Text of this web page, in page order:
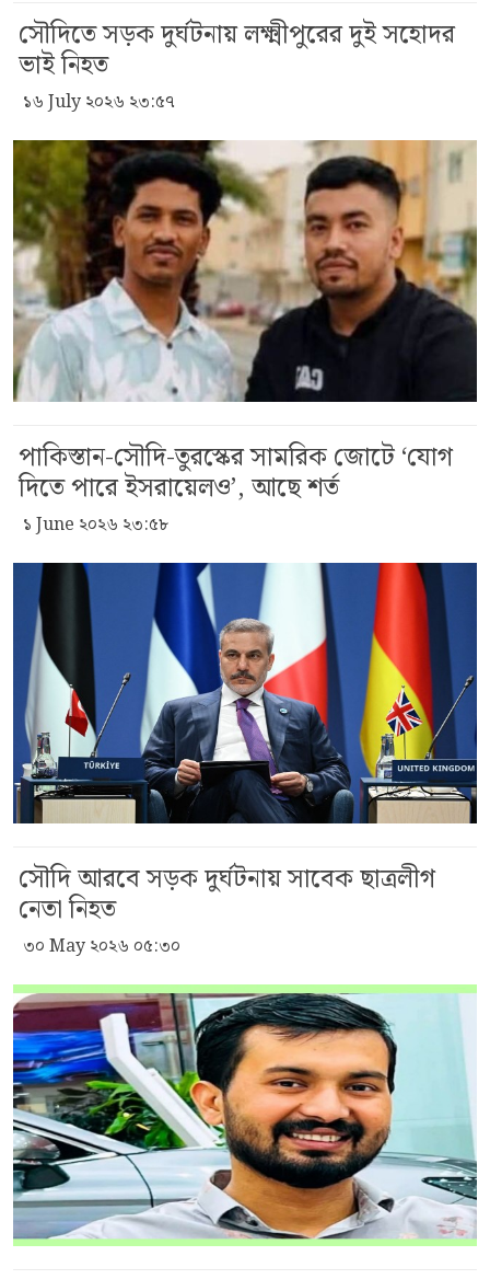
সৌদিতে সড়ক দুর্ঘটনায় লক্ষ্মীপুরের দুই সহোদর
ভাই নিহত
১৬ July ২০২৬ ২৩:৫৭
পাকিস্তান-সৌদি-তুরস্কের সামরিক জোটে ‘যোগ
দিতে পারে ইসরায়েলও’, আছে শর্ত
১ June ২০২৬ ২৩:৫৮
সৌদি আরবে সড়ক দুর্ঘটনায় সাবেক ছাত্রলীগ
নেতা নিহত
৩০ May ২০২৬ ০৫:৩০